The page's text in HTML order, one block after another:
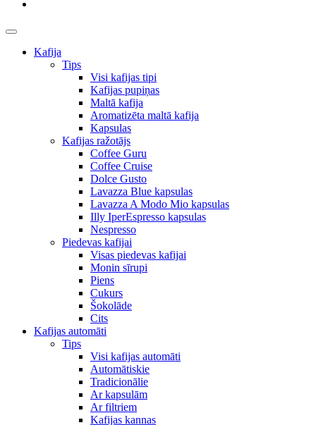
Kafija
Tips
Visi kafijas tipi
Kafijas pupiņas
Maltā kafija
Aromatizēta maltā kafija
Kapsulas
Kafijas ražotājs
Coffee Guru
Coffee Cruise
Dolce Gusto
Lavazza Blue kapsulas
Lavazza A Modo Mio kapsulas
Illy IperEspresso kapsulas
Nespresso
Piedevas kafijai
Visas piedevas kafijai
Monin sīrupi
Piens
Cukurs
Šokolāde
Cits
Kafijas automāti
Tips
Visi kafijas automāti
Automātiskie
Tradicionālie
Ar kapsulām
Ar filtriem
Kafijas kannas